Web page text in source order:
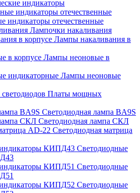
индикаторы
индикаторы отечественные
Лампочки накаливания
Лампы накаливания в
Лампы неоновые в
Лампы неоновые
Платы мощных
Светодиодная лампа BA9S
Светодиодная лампа СКЛ
Светодиодная матрица
Светодиодные
Светодиодные
Светодиодные